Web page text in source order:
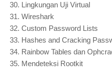
30. Lingkungan Uji Virtual
31. Wireshark
32. Custom Password Lists
33. Hashes and Cracking
34. Rainbow Tables dan
35. Mendeteksi Rootkit